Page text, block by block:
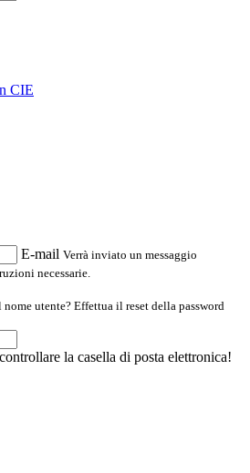
CIE
E-mail Verrà inviato un messaggio
necessarie.
utente? Effettua il reset della password
la casella di posta elettronica!